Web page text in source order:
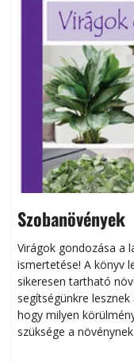
Szobanövények
Virágok gondozása a
ismertetése! A könyv
sikeresen tart­ha­tó
segítségünkre
hogy milyen
szüksége a